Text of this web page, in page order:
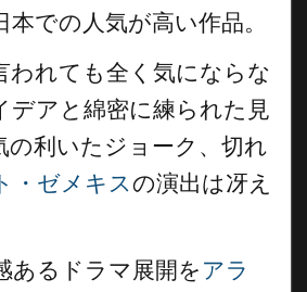
での人気が高い作品。
われても全く気にならな
デアと綿密に練られた見
の利いたジョーク、切れ
・ゼメキスの演出は冴え
あるドラマ展開を アラ